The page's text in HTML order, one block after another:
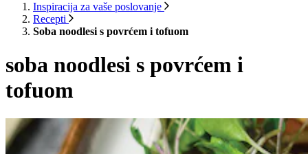
Inspiracija za vaše poslovanje
Recepti
Soba noodlesi s povrćem i tofuom
soba noodlesi s povrćem i
tofuom